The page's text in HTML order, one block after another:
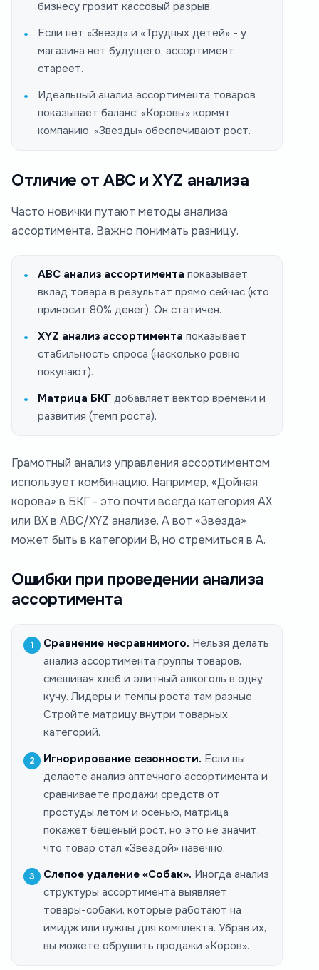
бизнесу грозит кассовый разрыв.
Если нет «Звезд» и «Трудных детей» - у
магазина нет будущего, ассортимент
стареет.
Идеальный анализ ассортимента товаров
показывает баланс: «Коровы» кормят
компанию, «Звезды» обеспечивают рост.
Отличие от ABC и XYZ анализа
Часто новички путают методы анализа
ассортимента. Важно понимать разницу.
ABC анализ ассортимента показывает
вклад товара в результат прямо сейчас (кто
приносит 80% денег). Он статичен.
XYZ анализ ассортимента показывает
стабильность спроса (насколько ровно
покупают).
Матрица БКГ добавляет вектор времени и
развития (темп роста).
Грамотный анализ управления ассортиментом
использует комбинацию. Например, «Дойная
корова» в БКГ - это почти всегда категория AX
или BX в ABC/XYZ анализе. А вот «Звезда»
может быть в категории B, но стремиться в A.
Ошибки при проведении анализа
ассортимента
Сравнение несравнимого. Нельзя делать
анализ ассортимента группы товаров,
смешивая хлеб и элитный алкоголь в одну
кучу. Лидеры и темпы роста там разные.
Стройте матрицу внутри товарных
категорий.
Игнорирование сезонности. Если вы
делаете анализ аптечного ассортимента и
сравниваете продажи средств от
простуды летом и осенью, матрица
покажет бешеный рост, но это не значит,
что товар стал «Звездой» навечно.
Слепое удаление «Собак». Иногда анализ
структуры ассортимента выявляет
товары-собаки, которые работают на
имидж или нужны для комплекта. Убрав их,
вы можете обрушить продажи «Коров».